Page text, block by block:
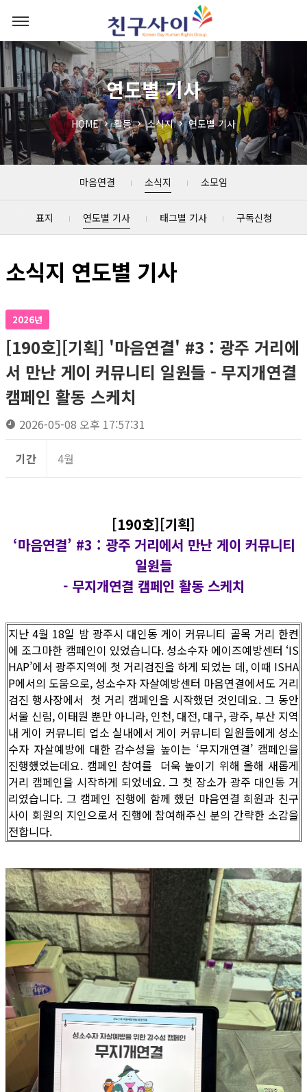
연도별 기사
HOME 활동 소식지 연도별 기사
마음연결 소식지 소모임
표지 연도별 기사 태그별 기사 구독신청
소식지 연도별 기사
2026년
[190호][기획] '마음연결' #3 : 광주 거리에
서 만난 게이 커뮤니티 일원들 - 무지개연결
캠페인 활동 스케치
2026-05-08 오후 17:57:31
기간 4월
[190호][기획]
‘마음연결’ #3 : 광주 거리에서 만난 게이 커뮤니티
일원들
- 무지개연결 캠페인 활동 스케치
지난 4월 18일 밤 광주시 대인동 게이 커뮤니티 골목 거리 한켠
에 조그마한 캠페인이 있었습니다. 성소수자 에이즈예방센터 ‘IS
HAP’에서 광주지역에 첫 거리검진을 하게 되었는 데, 이때 ISHA
P에서의 도움으로, 성소수자 자살예방센터 마음연결에서도 거리
검진 행사장에서 첫 거리 캠페인을 시작했던 것인데요. 그 동안
서울 신림, 이태원 뿐만 아니라, 인천, 대전, 대구, 광주, 부산 지역
내 게이 커뮤니티 업소 실내에서 게이 커뮤니티 일원들에게 성소
수자 자살예방에 대한 감수성을 높이는 ‘무지개연결’ 캠페인을
진행했었는데요. 캠페인 참여를 더욱 높이기 위해 올해 새롭게
거리 캠페인을 시작하게 되었네요. 그 첫 장소가 광주 대인동 거
리였습니다. 그 캠페인 진행에 함께 했던 마음연결 회원과 친구
사이 회원의 지인으로서 진행에 참여해주신 분의 간략한 소감을
전합니다.